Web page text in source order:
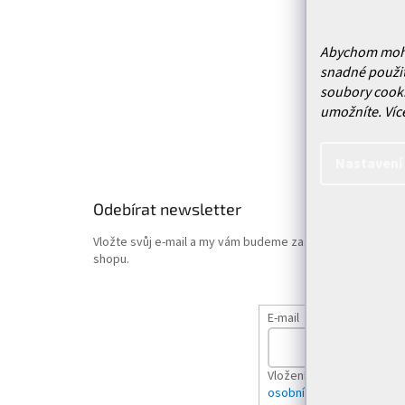
Abychom
snadné
soubory
umožníte.
Odebírat newsletter
Vložte svůj e-mail a my vám budeme zasílat informace o
shopu.
E-mail
Vložením e-mailu
osobních údajů